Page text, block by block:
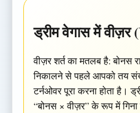
ड्रीम वेगास में वीज़र
वीज़र शर्त का मतलब है: बोनस
निकालने से पहले आपको तय
टर्नओवर पूरा करना होता है।
“बोनस × वीज़र” के रूप में